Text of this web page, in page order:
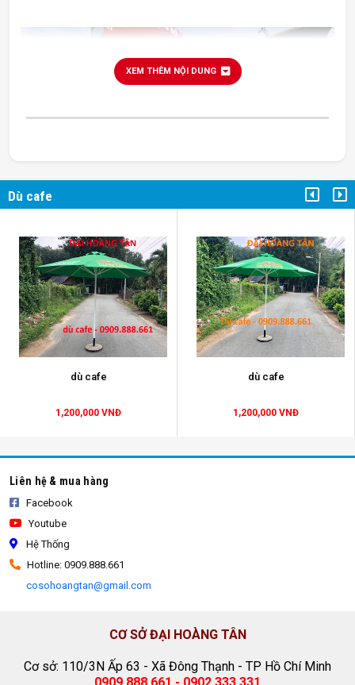
dù cafe
XEM THÊM NỘI DUNG
Dù cafe
dù cafe
1,200,000 VNĐ
dù cafe
1,200,000 VNĐ
Liên hệ & mua hàng
Facebook
Youtube
Hệ Thống
Hotline: 0909.888.661
cosohoangtan@gmail.com
CƠ SỞ ĐẠI HOÀNG TÂN
Cơ sở: 110/3N Ấp 63 - Xã Đông Thạnh - TP Hồ Chí Minh
0909.888.661 - 0902.333.331